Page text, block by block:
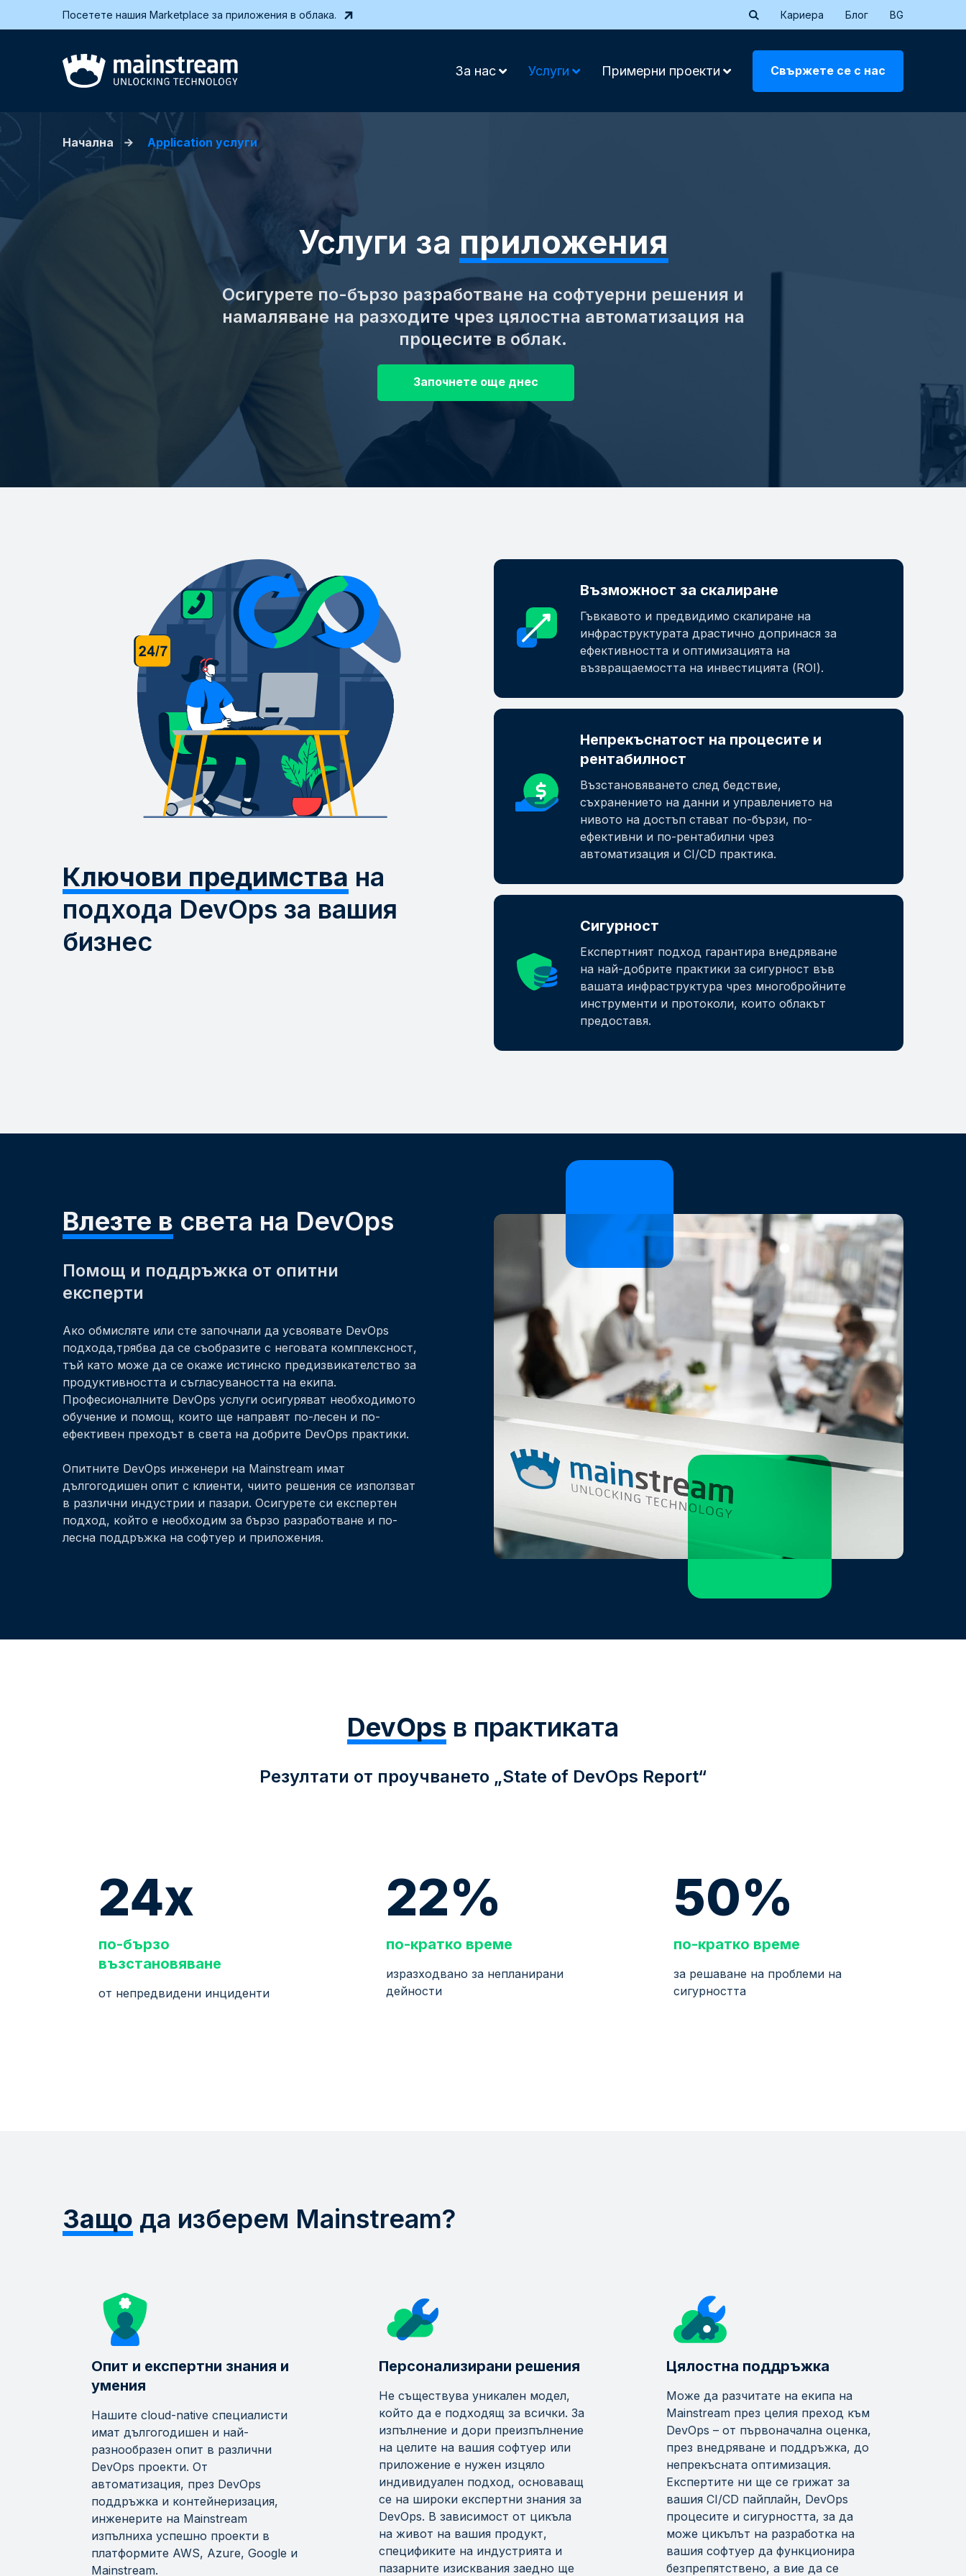
Посетете нашия Marketplace за приложения в облака. Кариера Блог BG
За нас Услуги Примерни проекти Свържете се с нас
Начална Application услуги
Услуги за приложения
Осигурете по-бързо разработване на софтуерни решения и
намаляване на разходите чрез цялостна автоматизация на
процесите в облак.
Започнете още днес
Ключови предимства на
подхода DevOps за вашия
бизнес
Възможност за скалиране
Гъвкавото и предвидимо скалиране на
инфраструктурата драстично допринася за
ефективността и оптимизацията на
възвращаемостта на инвестицията (ROI).
Непрекъснатост на процесите и
рентабилност
Възстановяването след бедствие,
съхранението на данни и управлението на
нивото на достъп стават по-бързи, по-
ефективни и по-рентабилни чрез
автоматизация и CI/CD практика.
Сигурност
Експертният подход гарантира внедряване
на най-добрите практики за сигурност във
вашата инфраструктура чрез многобройните
инструменти и протоколи, които облакът
предоставя.
Влезте в света на DevOps
Помощ и поддръжка от опитни
експерти
Ако обмисляте или сте започнали да усвоявате DevOps
подхода,трябва да се съобразите с неговата комплексност,
тъй като може да се окаже истинско предизвикателство за
продуктивността и съгласуваността на екипа.
Професионалните DevOps услуги осигуряват необходимото
обучение и помощ, които ще направят по-лесен и по-
ефективен преходът в света на добрите DevOps практики.
Опитните DevOps инженери на Mainstream имат
дългогодишен опит с клиенти, чиито решения се използват
в различни индустрии и пазари. Осигурете си експертен
подход, който е необходим за бързо разработване и по-
лесна поддръжка на софтуер и приложения.
DevOps в практиката
Резултати от проучването „State of DevOps Report“
24x
по-бързо
възстановяване
от непредвидени инциденти
22%
по-кратко време
изразходвано за непланирани
дейности
50%
по-кратко време
за решаване на проблеми на
сигурността
Защо да изберем Mainstream?
Опит и експертни знания и
умения
Нашите cloud-native специалисти
имат дългогодишен и най-
разнообразен опит в различни
DevOps проекти. От
автоматизация, през DevOps
поддръжка и контейнеризация,
инженерите на Mainstream
изпълниха успешно проекти в
платформите AWS, Azure, Google и
Mainstream.
Персонализирани решения
Не съществува уникален модел,
който да е подходящ за всички. За
изпълнение и дори преизпълнение
на целите на вашия софтуер или
приложение е нужен изцяло
индивидуален подход, основаващ
се на широки експертни знания за
DevOps. В зависимост от цикъла
на живот на вашия продукт,
спецификите на индустрията и
пазарните изисквания заедно ще
Цялостна поддръжка
Може да разчитате на екипа на
Mainstream през целия преход към
DevOps – от първоначална оценка,
през внедряване и поддръжка, до
непрекъсната оптимизация.
Експертите ни ще се грижат за
вашия CI/CD пайплайн, DevOps
процесите и сигурността, за да
може цикълът на разработка на
вашия софтуер да функционира
безпрепятствено, а вие да се